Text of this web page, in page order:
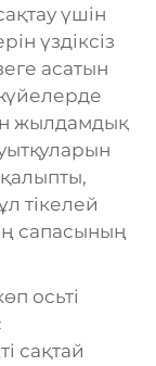
үшін
үздіксіз
асатын
жылдамдық
тікелей
сапасының
осьті
сақтай